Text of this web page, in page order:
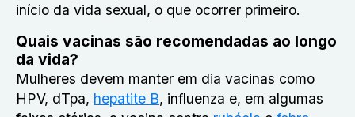
início da vida sexual, o que ocorrer primeiro.
Quais vacinas são recomendadas ao longo
da vida?
Mulheres devem manter em dia vacinas como
HPV, dTpa, hepatite B, influenza e, em algumas